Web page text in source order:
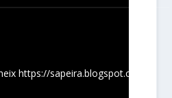
https://sapeira.blogspot.com/